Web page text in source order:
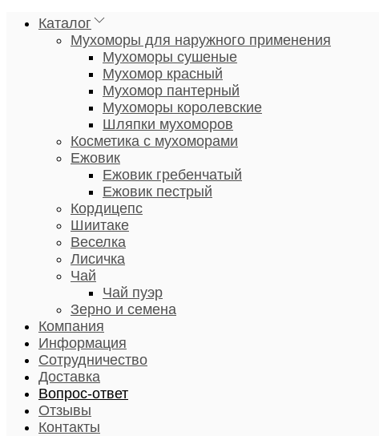
Каталог
Мухоморы для наружного применения
Мухоморы сушеные
Мухомор красный
Мухомор пантерный
Мухоморы королевские
Шляпки мухоморов
Косметика с мухоморами
Ежовик
Ежовик гребенчатый
Ежовик пестрый
Кордицепс
Шиитаке
Веселка
Лисичка
Чай
Чай пуэр
Зерно и семена
Компания
Информация
Сотрудничество
Доставка
Вопрос-ответ
Отзывы
Контакты